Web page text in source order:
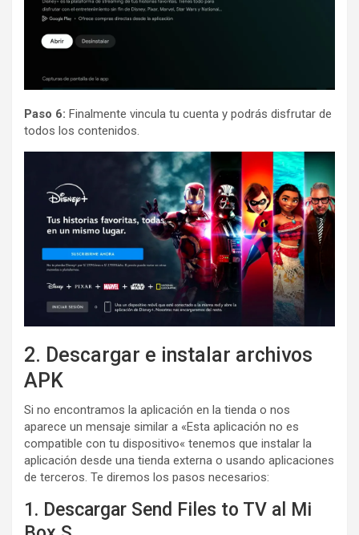
Paso 6: Finalmente vincula tu cuenta y podrás disfrutar de
todos los contenidos.
2. Descargar e instalar archivos
APK
Si no encontramos la aplicación en la tienda o nos
aparece un mensaje similar a «Esta aplicación no es
compatible con tu dispositivo« tenemos que instalar la
aplicación desde una tienda externa o usando aplicaciones
de terceros. Te diremos los pasos necesarios:
1. Descargar Send Files to TV al Mi